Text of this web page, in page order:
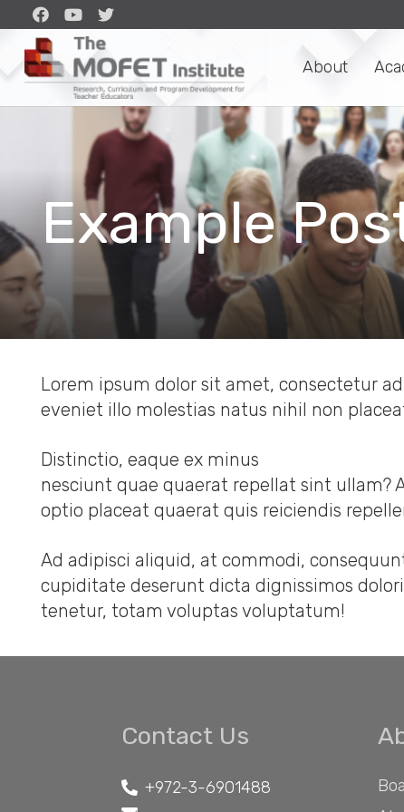
About
Example
Lorem ipsum dolor sit amet, consectetur
eveniet illo molestias natus nihil non
Distinctio, eaque ex minus
nesciunt quae quaerat repellat sint
optio placeat quaerat quis reiciendis
Ad adipisci aliquid, at commodi,
cupiditate deserunt dicta dignissimos
tenetur, totam voluptas voluptatum!
Contact Us
+972-3-6901488